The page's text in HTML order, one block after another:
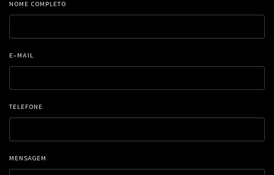
NOME COMPLETO
E-MAIL
TELEFONE
MENSAGEM